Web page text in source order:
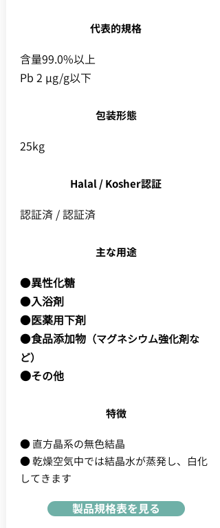
代表的規格
含量99.0%以上
Pb 2 μg/g以下
包装形態
25kg
Halal / Kosher認証
認証済 / 認証済
主な用途
●異性化糖
●入浴剤
●医薬用下剤
●食品添加物（マグネシウム強化剤な
ど）
●その他
特徴
● 直方晶系の無色結晶
● 乾燥空気中では結晶水が蒸発し、白化
してきます
製品規格表を見る